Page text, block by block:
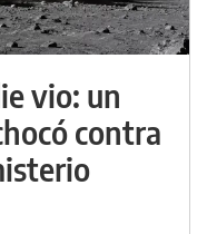
vio: un
contra